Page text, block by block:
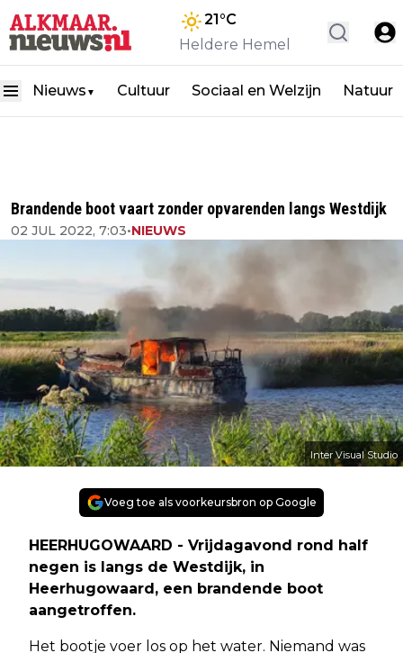
21°C
Heldere Hemel
Nieuws ▼ Cultuur Sociaal en Welzijn Natuur
Brandende boot vaart zonder opvarenden langs Westdijk
02 JUL 2022, 7:03•NIEUWS
Inter Visual Studio
Voeg toe als voorkeursbron op Google
HEERHUGOWAARD - Vrijdagavond rond half
negen is langs de Westdijk, in
Heerhugowaard, een brandende boot
aangetroffen.
Het bootje voer los op het water. Niemand was